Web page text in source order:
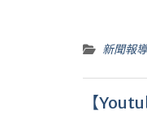
新聞報導
【